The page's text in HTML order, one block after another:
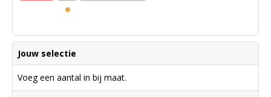
Jouw selectie
Voeg een aantal in bij maat.